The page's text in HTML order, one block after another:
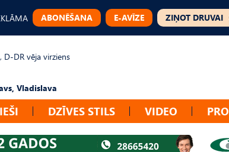
ABONĒŠANA E-AVĪZE ZIŅOT DRUVAI
D-DR vēja virziens
Vladislava
DZĪVES STILS VIDEO